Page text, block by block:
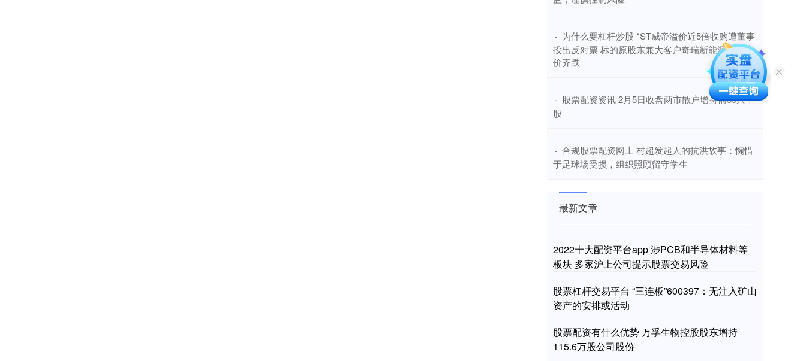
· ​为什么要杠杆炒股 *ST威帝溢价近5倍收购遭董事
投出反对票 标的原股东兼大客户奇瑞新能源汽车量
价齐跌
· ​股票配资资讯 2月5日收盘两市散户增持前50只个
股
· ​合规股票配资网上 村超发起人的抗洪故事：惋惜
于足球场受损，组织照顾留守学生
最新文章
2022十大配资平台app 涉PCB和半导体材料等
板块 多家沪上公司提示股票交易风险
股票杠杆交易平台 “三连板”600397：无注入矿山
资产的安排或活动
股票配资有什么优势 万孚生物控股股东增持
115.6万股公司股份